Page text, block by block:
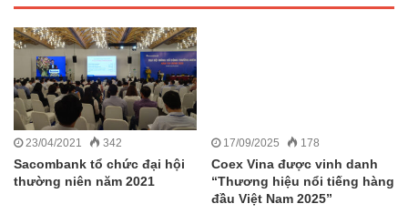
23/04/2021 342
Sacombank tổ chức đại hội
thường niên năm 2021
17/09/2025 178
Coex Vina được vinh danh
“Thương hiệu nổi tiếng hàng
đầu Việt Nam 2025”